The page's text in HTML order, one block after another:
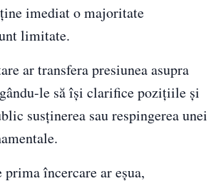
imediat o majoritate
limitate.
ar transfera presiunea asupra
le să își clarifice pozițiile și
susținerea sau respingerea unei
încercare ar eșua,